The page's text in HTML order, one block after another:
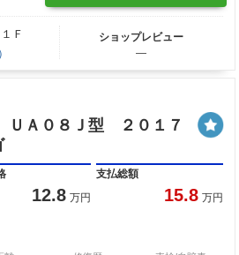
Ｆ
ショップレビュー
―
ＵＡ０８Ｊ型 ２０１７
12.8 万円
支払総額
15.8 万円